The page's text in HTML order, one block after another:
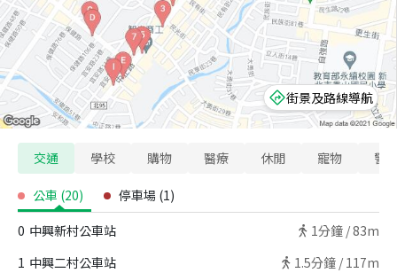
街景及路線導航
交通 學校 購物 醫療 休閒 寵物 警
公車 (20) 停車場 (1)
0 中興新村公車站 1分鐘 /83m
1 中興二村公車站 1.5分鐘 / 117m